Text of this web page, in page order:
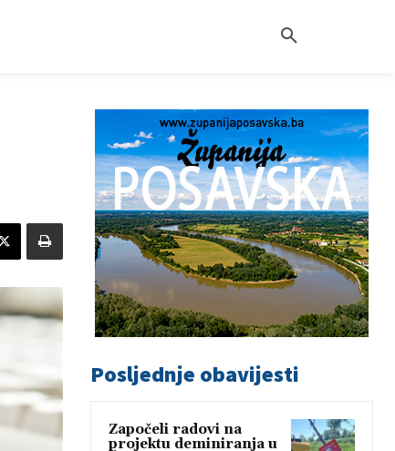
Posljednje obavijesti
Započeli radovi na
projektu deminiranja u